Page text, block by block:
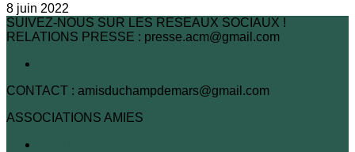
8 juin 2022
SUIVEZ-NOUS SUR LES RESEAUX SOCIAUX !
RELATIONS PRESSE : presse.acm@gmail.com
CONTACT : amisduchampdemars@gmail.com
ASSOCIATIONS AMIES